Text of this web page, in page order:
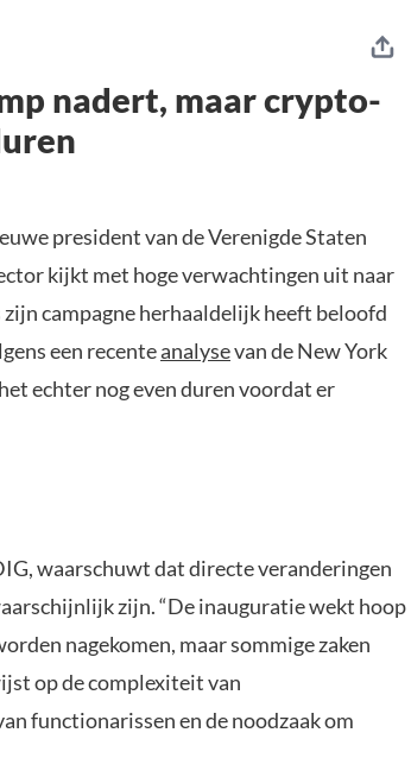
nadert, maar crypto-
president van de Verenigde Staten
kijkt met hoge verwachtingen uit naar
campagne herhaaldelijk heeft beloofd
een recenteanalysevan de New York
echter nog even duren voordat er
waarschuwt dat directe veranderingen
zijn. “De inauguratie wekt hoop
nagekomen, maar sommige zaken
op de complexiteit van
functionarissen en de noodzaak om